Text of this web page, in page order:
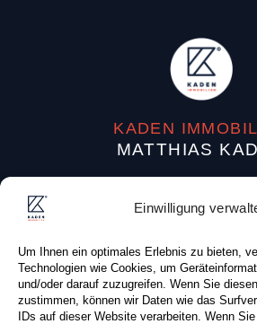
Einwilligung
Um Ihnen ein optimales Erlebnis zu bieten,
Technologien wie Cookies, um
und/oder darauf zuzugreifen. Wenn Sie
zustimmen, können wir Daten wie das
IDs auf dieser Website verarbeiten. Wenn
KADEN
MATTHIAS
04107 Leipzig
Tel: +49 (0) 341 . 87 80
Fax: +49 (0) 341 . 87 80
E-Mail:info@kaden-